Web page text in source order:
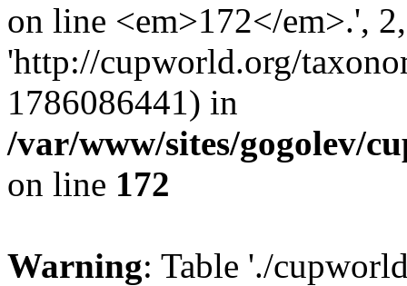
on line <em>172</em>.',
'http://cupworld.org/
1786086441) in
/var/www/sites/gogolev/
on line 172
Warning: Table './